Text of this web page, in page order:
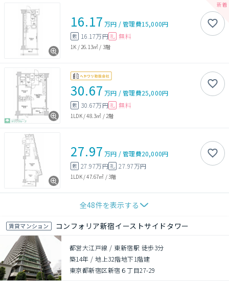
16.17 万円 /管理費15,000円
敷 16.17万円 礼 無料
1K / 26.13㎡ / 3階
30.67 万円 /管理費25,000円
敷 30.67万円 礼 無料
1LDK/48.3㎡ /2階
27.97 万円 /管理費20,000円
敷 27.97万円礼 27.97万円
1LDK/47.67㎡ /3階
全48件を表示する
賃貸マンション コンフォリア新宿イーストサイドタワー
都営大江戸線 / 東新宿駅 徒歩3分
築14年 /地上32階地下1階建
東京都新宿区新宿６丁目27-29